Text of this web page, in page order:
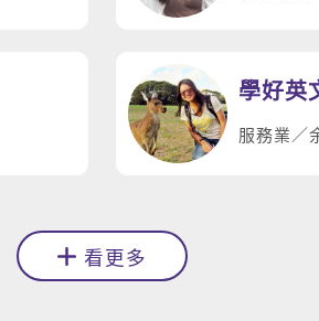
學好英
服務業／
看更多